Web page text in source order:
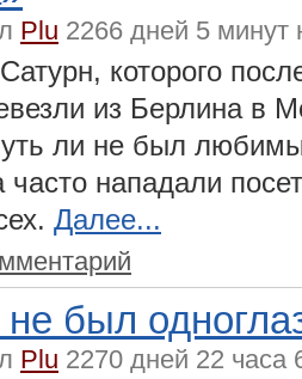
Plu 2266 дней 5 минут
которого
из Берлина в
ли не был
часто нападали
Далее...
не был
Plu 2270 дней 22 часа